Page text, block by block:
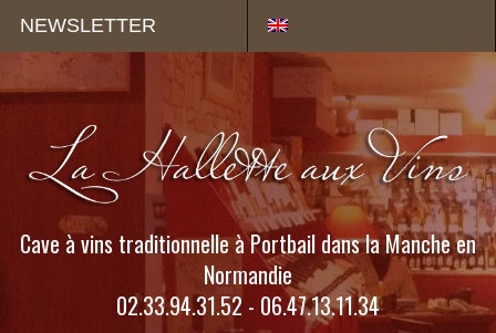
NEWSLETTER
Cave à vins traditionnelle à Portbail dans la Manche en
Normandie
02.33.94.31.52 - 06.47.13.11.34
Panneau de gestion des cookies